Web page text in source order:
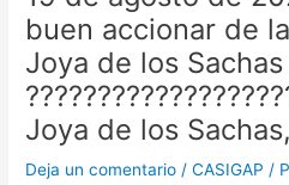
buen accionar de
Joya de los
Joya de los Sachas,
Deja un comentario /CASIGAP /